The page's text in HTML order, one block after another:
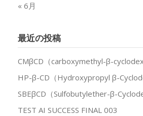
« 6月
最近の投稿
CMβCD（carboxymethyl-β-
HP-β-CD（Hydroxypropyl β-
SBEβCD（Sulfobutylether-β-
TEST AI SUCCESS FINAL 003